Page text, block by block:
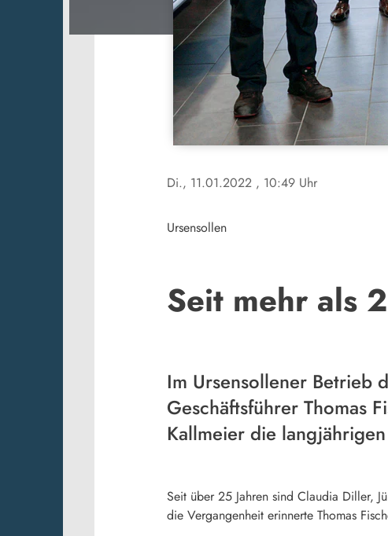
Di., 11.01.2022 , 10:49 Uhr
Ursensollen
Seit mehr als
Im Ursensollener Betrieb
Geschäftsführer Thomas
Kallmeier die
Seit über 25 Jahren sind Claudia Diller,
die Vergangenheit erinnerte Thomas